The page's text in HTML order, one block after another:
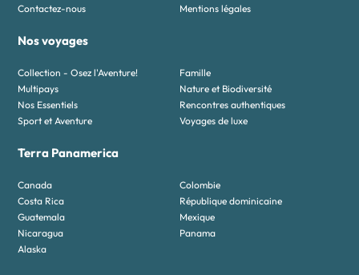
Contactez-nous
Mentions légales
Nos voyages
Collection - Osez l'Aventure!
Famille
Multipays
Nature et Biodiversité
Nos Essentiels
Rencontres authentiques
Sport et Aventure
Voyages de luxe
Terra Panamerica
Canada
Colombie
Costa Rica
République dominicaine
Guatemala
Mexique
Nicaragua
Panama
Alaska